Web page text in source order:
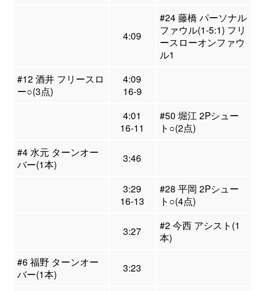
4:09
#24 藤橋 パーソナル
ファウル(1-5:1) フリ
ースローオンファウ
ル1
#12 酒井 フリースロ
ー○(3点)
4:09
16-9
4:01
16-11
#50 堀江 2Pシュー
ト○(2点)
#4 水元 ターンオー
バー(1本)
3:46
3:29
16-13
#28 平岡 2Pシュー
ト○(4点)
3:27
#2 今西 アシスト(1
本)
#6 福野 ターンオー
バー(1本)
3:23